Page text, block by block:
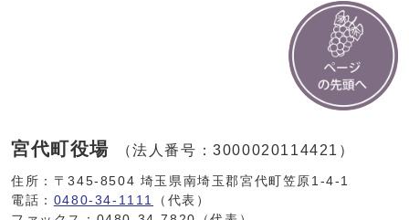
宮代町役場 （法人番号：3000020114421）
住所：〒345-8504 埼玉県南埼玉郡宮代町笠原1-4-1
電話： 0480-34-1111
（代表）